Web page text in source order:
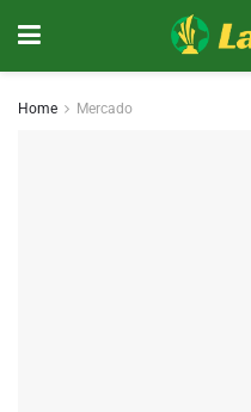
Home Mercado